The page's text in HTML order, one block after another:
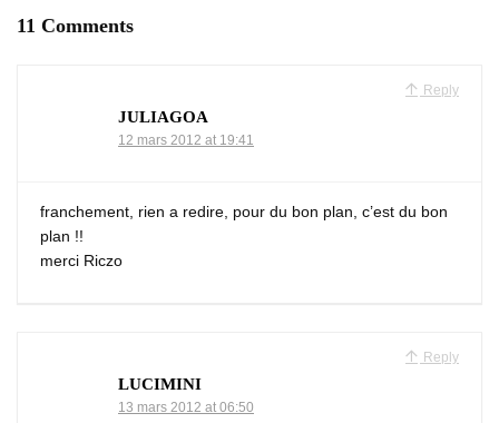
11 Comments
Reply
JULIAGOA
12 mars 2012 at 19:41
franchement, rien a redire, pour du bon plan, c’est du bon
plan !!
merci Riczo
Reply
LUCIMINI
13 mars 2012 at 06:50